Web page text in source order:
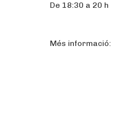
De 18:30 a 20 h
Més informació: